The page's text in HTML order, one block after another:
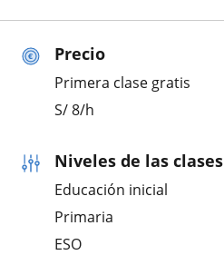
Precio
Primera clase gratis
S/8/h
Niveles de las clases
Educación inicial
Primaria
ESO